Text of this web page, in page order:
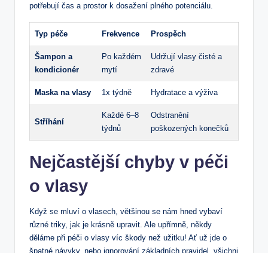
potřebují‌ čas a prostor ⁣k dosažení plného potenciálu.
Typ⁢ péče Frekvence Prospěch
Šampon a
kondicionér
Po⁣ každém
mytí
Udržují vlasy čisté ‍a
zdravé
Maska ‌na vlasy 1x týdně Hydratace a výživa
Stříhání
Každé 6–8
týdnů
Odstranění
poškozených konečků
Nejčastější chyby v ⁢péči
o ‍vlasy
Když⁤ se mluví o vlasech, většinou ‌se nám‍ hned vybaví⁣
různé triky, ⁢jak je ⁢krásně⁤ upravit. Ale upřímně,⁣ někdy
děláme při⁣ péči ‍o​ vlasy víc škody‌ než užitku! Ať už jde o
špatné​ návyky, ⁤nebo ignorování ​základních pravidel, všichni​